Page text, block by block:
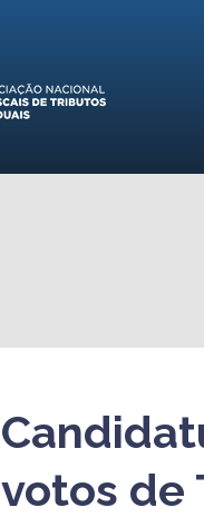
votos de